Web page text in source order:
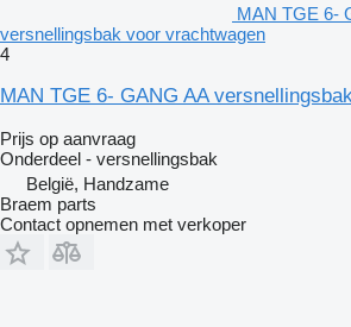
MAN TGE 6-
versnellingsbak voor vrachtwagen
4
MAN TGE 6- GANG AA
Prijs op aanvraag
Onderdeel - versnellingsbak
België, Handzame
Braem parts
Contact opnemen met verkoper